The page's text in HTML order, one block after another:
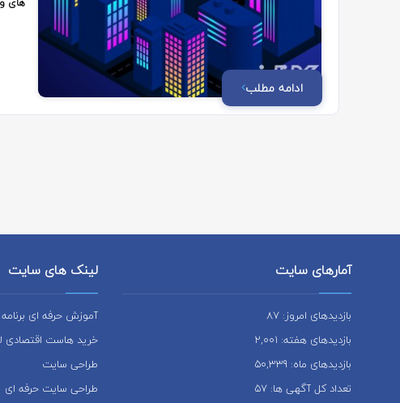
ادامه مطلب
آمارهای سایت
بازدیدهای امروز: 87
بازدیدهای هفته: 2,001
بازدیدهای ماه: 50,339
تعداد کل آگهی ها: 57
لینک های سایت
آموزش حرفه ای
خرید هاست اقتصادی
طراحی سایت
طراحی سایت حرفه ای